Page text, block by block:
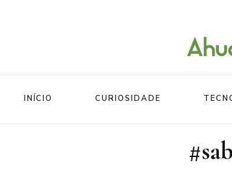
O melhor da Internet
INÍCIO CURIOSIDADE